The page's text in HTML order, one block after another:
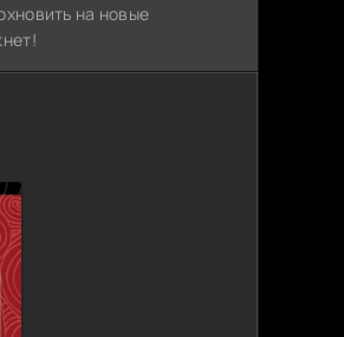
на новые